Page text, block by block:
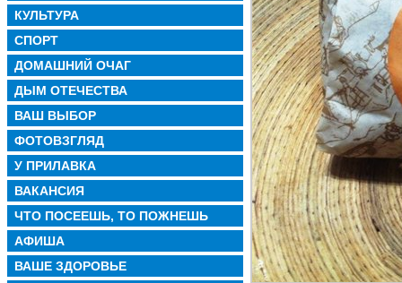
КУЛЬТУРА
СПОРТ
ДОМАШНИЙ ОЧАГ
ДЫМ ОТЕЧЕСТВА
ВАШ ВЫБОР
ФОТОВЗГЛЯД
У ПРИЛАВКА
ВАКАНСИЯ
ЧТО ПОСЕЕШЬ, ТО ПОЖНЕШЬ
АФИША
ВАШЕ ЗДОРОВЬЕ